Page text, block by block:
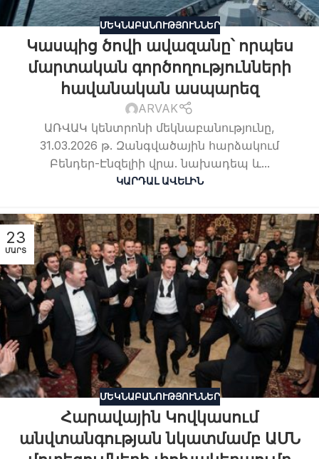
ՄԵԿՆԱԲԱՆՈՒԹՅՈՒՆՆԵՐ
Կասպից ծովի ավազանը՝ որպես
մարտական գործողությունների
հավանական ասպարեզ
ARVAK
ԱՌՎԱԿ կենտրոնի մեկնաբանությունը,
31.03.2026 թ. Զանգվածային հարձակում
Բենդեր-Էնզելիի վրա. նախադեպ և...
ԿԱՐԴԱԼ ԱՎԵԼԻՆ
23
ՄԱՐՏ
ՄԵԿՆԱԲԱՆՈՒԹՅՈՒՆՆԵՐ
Հարավային Կովկասում
անվտանգության նկատմամբ ԱՄՆ